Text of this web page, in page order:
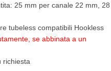
25 mm per canale 22 mm, 28
tubeless compatibili Hookless
se abbinata a un
richiesta